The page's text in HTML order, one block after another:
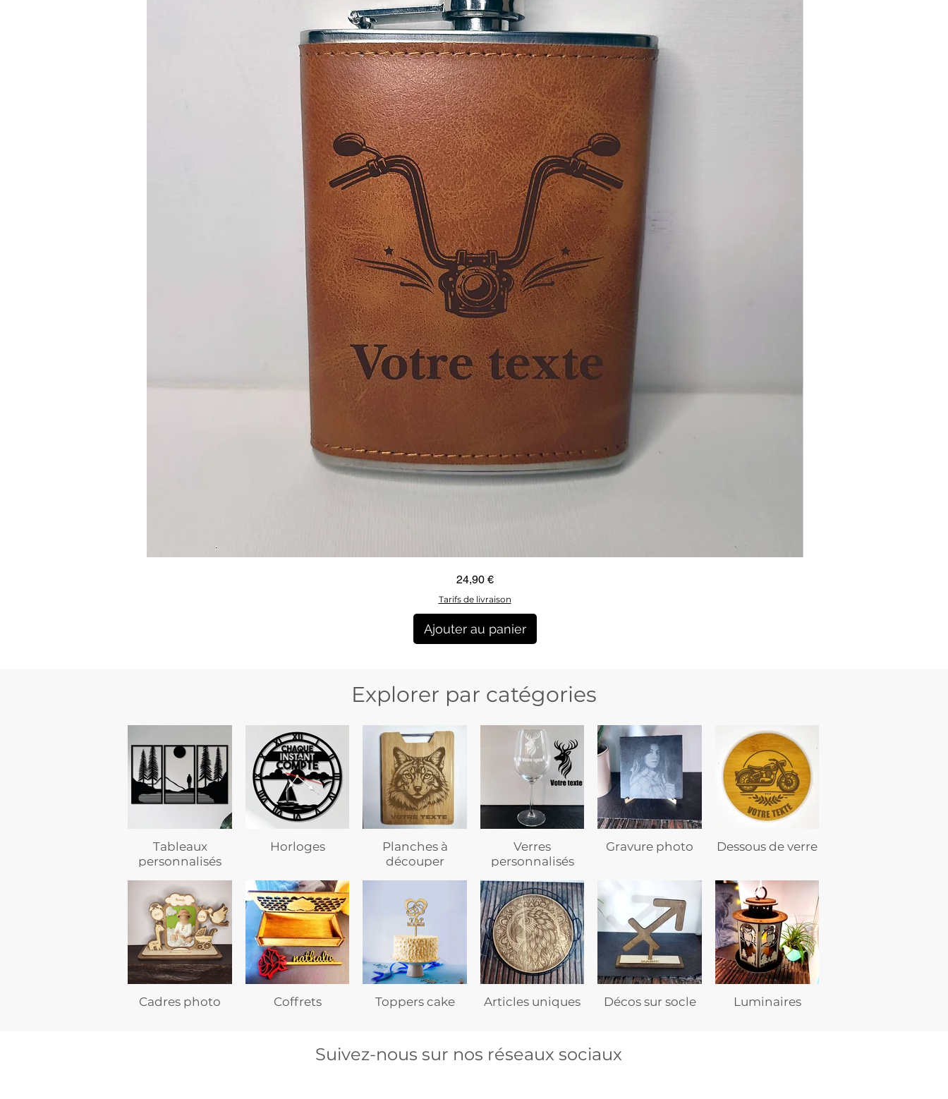
Aperçu rapide
Prix
24,90 €
Tarifs de livraison
Ajouter au panier
Explorer par catégories
Tableaux
personnalisés
Horloges
Planches à
découper
Verres
personnalisés
Gravure photo Dessous de verre
Cadres photo Coffrets Toppers cake Articles uniques Décos sur socle Luminaires
Suivez-nous sur nos réseaux sociaux